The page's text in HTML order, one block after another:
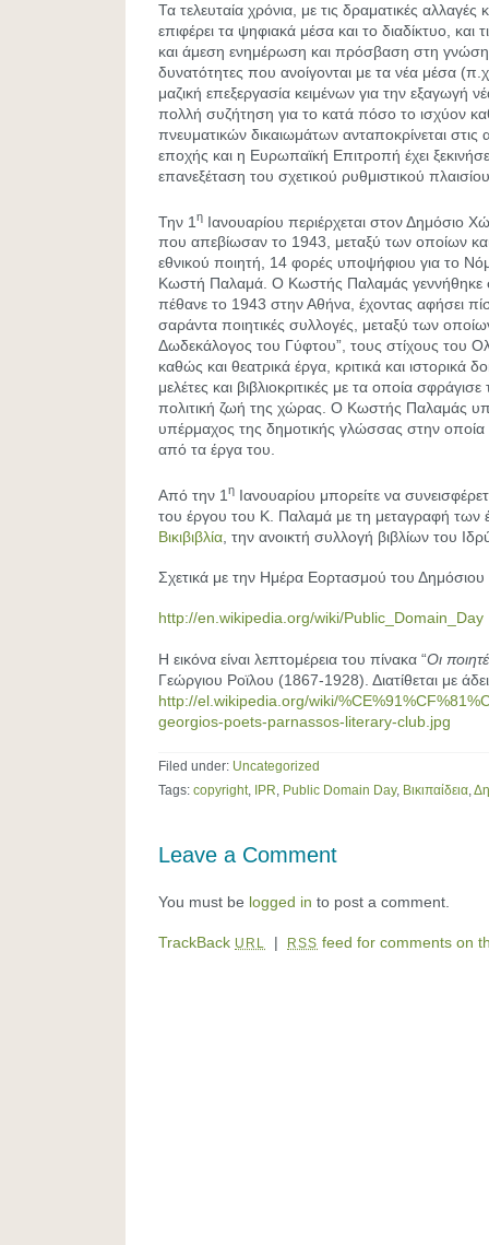
Τα τελευταία χρόνια, με τις δραματικές
επιφέρει τα ψηφιακά μέσα και το διαδίκτυο, και
και άμεση ενημέρωση και πρόσβαση στη γνώση,
δυνατότητες που ανοίγονται με τα νέα μέσα
μαζική επεξεργασία κειμένων για την εξαγωγή
πολλή συζήτηση για το κατά πόσο το ισχύον
πνευματικών δικαιωμάτων ανταποκρίνεται στις
εποχής και η Ευρωπαϊκή Επιτροπή έχει
επανεξέταση του σχετικού ρυθμιστικού
Την 1 η Ιανουαρίου περιέρχεται στον Δημόσιο
που απεβίωσαν το 1943, μεταξύ των οποίων
εθνικού ποιητή, 14 φορές υποψήφιου για το
Κωστή Παλαμά. Ο Κωστής Παλαμάς γεννήθηκε
πέθανε το 1943 στην Αθήνα, έχοντας αφήσει
σαράντα ποιητικές συλλογές, μεταξύ των
Δωδεκάλογος του Γύφτου”, τους στίχους του
καθώς και θεατρικά έργα, κριτικά και ιστορικά
μελέτες και βιβλιοκριτικές με τα οποία
πολιτική ζωή της χώρας. Ο Κωστής Παλαμάς
υπέρμαχος της δημοτικής γλώσσας στην οποία
από τα έργα του.
Από την 1 η
Ιανουαρίου μπορείτε να
του έργου του Κ. Παλαμά με τη μεταγραφή των
Βικιβιβλία , την ανοικτή συλλογή βιβλίων του
Σχετικά με την Ημέρα Εορτασμού του
http://en.wikipedia.org/wiki/Public_Domain_Day
Η εικόνα είναι λεπτομέρεια του πίνακα “Οι
Γεώργιου Ροϊλου (1867-1928). Διατίθεται με
http://el.wikipedia.org/wiki/
georgios-poets-parnassos-literary-club.jpg
Filed under: Uncategorized
Tags: copyright, IPR, Public Domain Day, Βικιπαίδεια,
Leave a Comment
You must be logged in to post a comment.
TrackBack URL RSS feed for comments on